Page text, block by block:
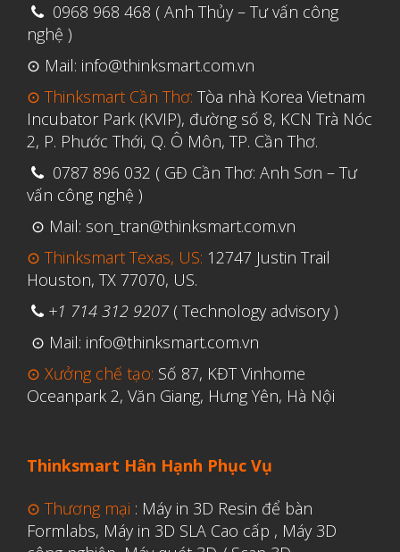
Aerospace
Fuse 1
Giải pháp
Giải pháp ô tô
Máy in 3D để bàn Formlabs U.S.
Mô phỏng
Ứng dụng
Y Tế
0968 968 468 ( Anh Thủy – Tư vấn công
nghệ )
⊙ Mail: info@thinksmart.com.vn
⊙ Thinksmart Cần Thơ: Tòa nhà Korea Vietnam
Incubator Park (KVIP), đường số 8, KCN Trà Nóc
2, P. Phước Thới, Q. Ô Môn, TP. Cần Thơ.
0787 896 032 ( GĐ Cần Thơ: Anh Sơn – Tư
vấn công nghệ )
⊙ Mail: son_tran@thinksmart.com.vn
⊙ Thinksmart Texas, US: 12747 Justin Trail
Houston, TX 77070, US.
+1 714 312 9207 ( Technology advisory )
⊙ Mail: info@thinksmart.com.vn
⊙ Xưởng chế tạo: Số 87, KĐT Vinhome
Oceanpark 2, Văn Giang, Hưng Yên, Hà Nội
Thinksmart Hân Hạnh Phục Vụ
⊙ Thương mại : Máy in 3D Resin để bàn
Formlabs, Máy in 3D SLA Cao cấp , Máy 3D